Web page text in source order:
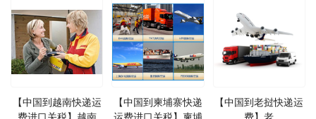
【中国到越南快递运
【中国到柬埔寨快递
【中国到老挝快递运